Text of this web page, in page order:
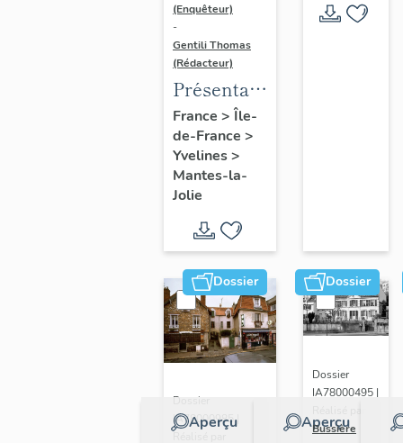
(Enquêteur)
-
Gentili Thomas
(Rédacteur)
Présentation
de l'étude
France > Île-
de-France >
Yvelines>
Mantes-la-
Jolie
Dossier
Aperçu
Dossier
IA78000985 |
Dossier
Aperçu
Dossier
IA78000495 |
Bussière